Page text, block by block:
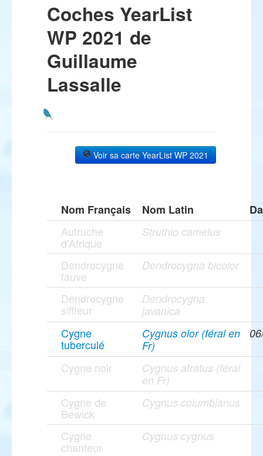
Coches YearList
WP 2021 de
Guillaume
Lassalle
Voir sa carte YearList WP 2021
Nom Français Nom Latin
Autruche
d'Afrique
Struthio camelus
Dendrocygne
fauve
Dendrocygna bicolor
Dendrocygne
siffleur
Dendrocygna
javanica
Cygne
tuberculé
Cygnus olor (féral en
Fr)
Cygne noir
Cygnus atratus (féral
en Fr)
Cygne de
Bewick
Cygnus columbianus
Cygne
chanteur
Cygnus cygnus